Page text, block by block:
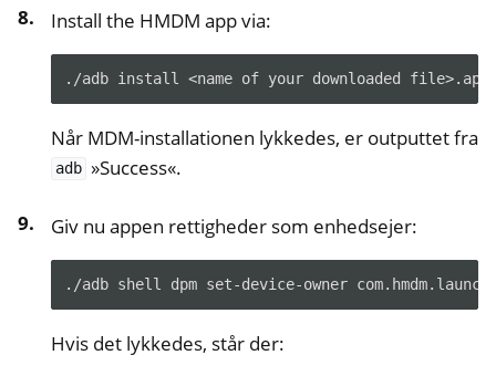
Install the HMDM app via:
./adb install <name of your downloaded
Når MDM-installationen lykkedes, er outputtet fra
adb »Success«.
Giv nu appen rettigheder som enhedsejer:
./adb shell dpm set-device-owner
Hvis det lykkedes, står der: